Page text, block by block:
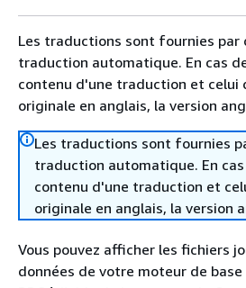
Les traductions sont fournies par
traduction automatique. En cas
contenu d'une traduction et celui
originale en anglais, la version
Les traductions sont fournies
traduction automatique. En
contenu d'une traduction et
originale en anglais, la version
Vous pouvez afficher les fichiers
données de votre moteur de base